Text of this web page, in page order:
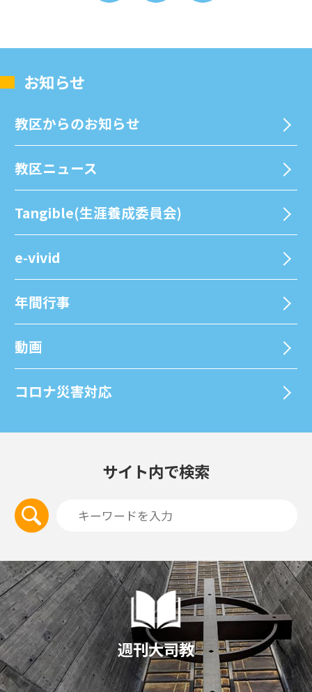
お知らせ
教区からのお知らせ
教区ニュース
Tangible(生涯養成委員会)
e-vivid
年間⾏事
動画
コロナ災害対応
サイト内で検索
週刊大司教